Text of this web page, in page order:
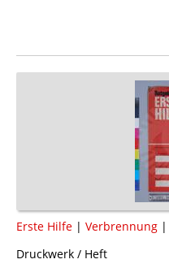
Erste Hilfe | Verbrennung |
Druckwerk / Heft